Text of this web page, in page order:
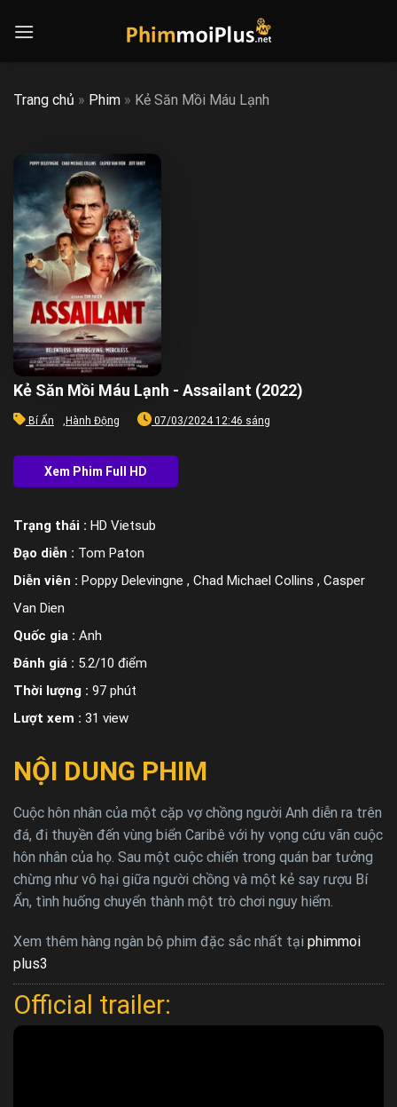
Trang chủ » Phim » Kẻ Săn Mồi Máu Lạnh
Kẻ Săn Mồi Máu Lạnh - Assailant (2022)
Bí Ẩn , Hành Động 07/03/2024 12:46 sáng
Trạng thái : HD Vietsub
Đạo diễn : Tom Paton
Diễn viên : Poppy Delevingne , Chad Michael Collins , Casper
Van Dien
Quốc gia : Anh
Đánh giá : 5.2/10 điểm
Thời lượng : 97 phút
Lượt xem : 31 view
NỘI DUNG PHIM
Cuộc hôn nhân của một cặp vợ chồng người Anh diễn ra trên
đá, đi thuyền đến vùng biển Caribê với hy vọng cứu vãn cuộc
hôn nhân của họ. Sau một cuộc chiến trong quán bar tưởng
chừng như vô hại giữa người chồng và một kẻ say rượu Bí
Ẩn, tình huống chuyển thành một trò chơi nguy hiểm.
Xem thêm hàng ngàn bộ phim đặc sắc nhất tại phimmoi
plus3
Official trailer: